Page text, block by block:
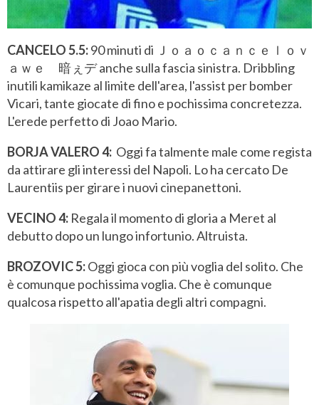
CANCELO 5.5:90 minuti di Ｊｏａｏｃａｎｃｅｌｏｖ
ａｗｅ 暗ぇデ anche sulla fascia sinistra. Dribbling
inutili kamikaze al limite dell'area, l'assist per bomber
Vicari, tante giocate di fino e pochissima concretezza.
L'erede perfetto di Joao Mario.
BORJA VALERO 4: Oggi fa talmente male come regista
da attirare gli interessi del Napoli. Lo ha cercato De
Laurentiis per girare i nuovi cinepanettoni.
VECINO 4: Regala il momento di gloria a Meret al
debutto dopo un lungo infortunio. Altruista.
BROZOVIC 5:Oggi gioca con più voglia del solito. Che
è comunque pochissima voglia. Che è comunque
qualcosa rispetto all'apatia degli altri compagni.